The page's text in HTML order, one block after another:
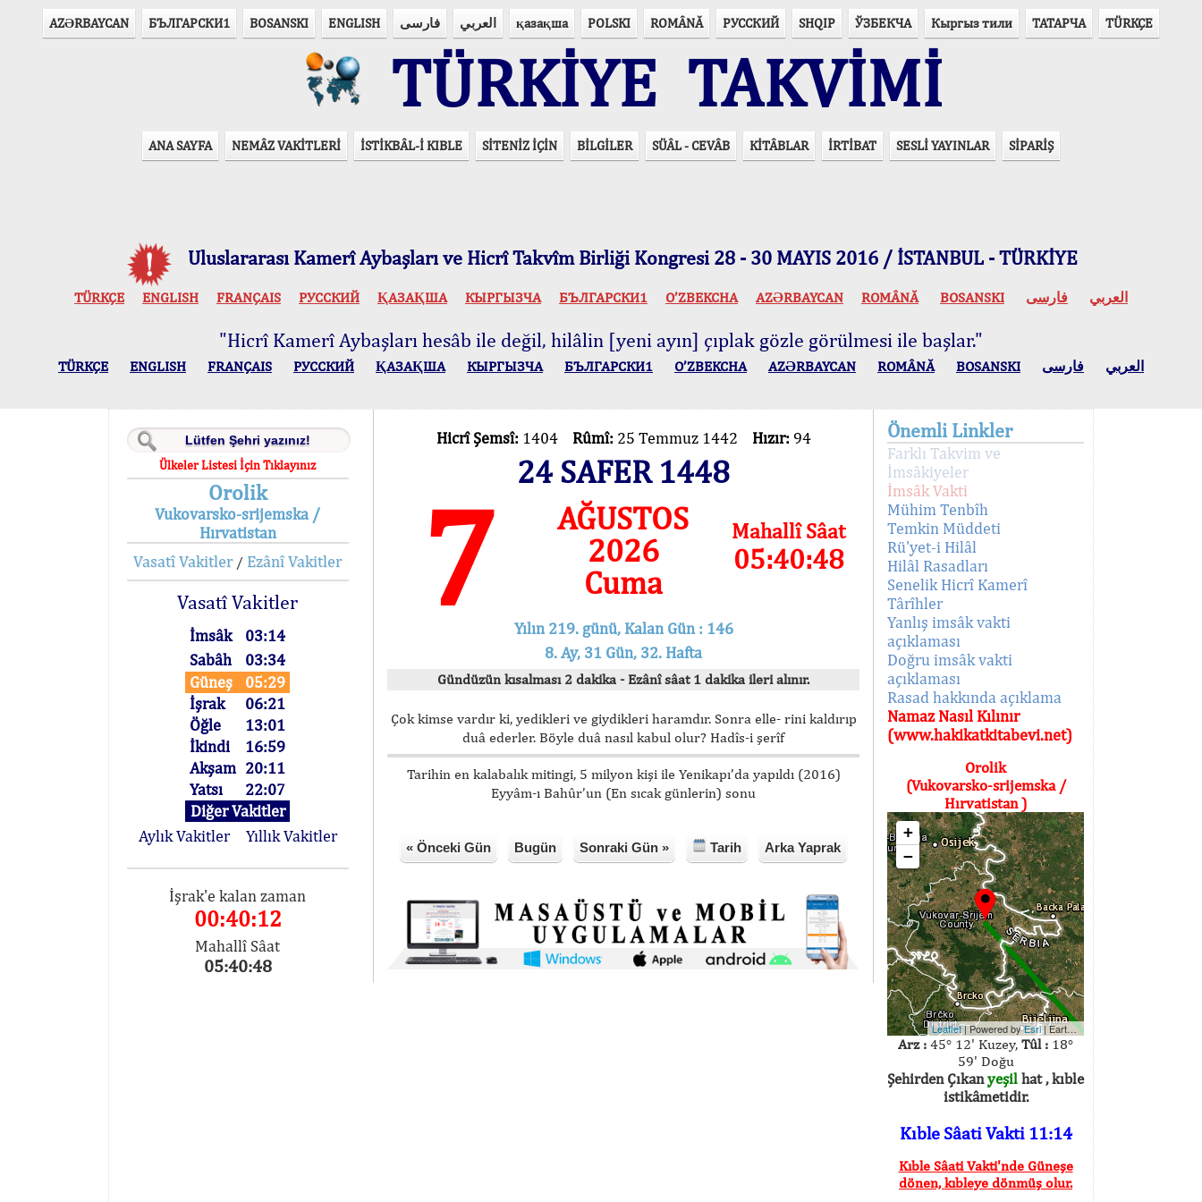
AZӘRBAYCAN БЪЛГАРСКИ1 BOSANSKI ENGLISH فارسی العربي қазақша POLSKI ROMÂNĂ РУССКИЙ SHQIP ЎЗБЕКЧА Кыргыз тили ТАТАРЧА TÜRKÇE
TÜRKİYE TAKVİMİ
ANA SAYFA NEMÂZ VAKİTLERİ İSTİKBÂL-İ KIBLE SİTENİZ İÇİN BİLGİLER SÜÂL - CEVÂB KİTÂBLAR İRTİBAT SESLİ YAYINLAR SİPARİŞ
Uluslararası Kamerî Aybaşları ve Hicrî Takvîm Birliği Kongresi 28 - 30 MAYIS 2016 / İSTANBUL - TÜRKİYE
TÜRKÇE ENGLISH FRANÇAIS РУССКИЙ ҚАЗАҚША КЫPГЫЗЧA БЪЛГАРСКИ1 O’ZBEKCHA AZӘRBAYCAN ROMÂNĂ BOSANSKI العربي فارسی
"Hicrî Kamerî Aybaşları hesâb ile değil, hilâlin [yeni ayın] çıplak gözle görülmesi ile başlar."
TÜRKÇE ENGLISH FRANÇAIS РУССКИЙ ҚАЗАҚША КЫPГЫЗЧA БЪЛГАРСКИ1 O’ZBEKCHA AZӘRBAYCAN ROMÂNĂ BOSANSKI العربي فارسی
Ülkeler Listesi İçin Tıklayınız
Orolik
Vukovarsko-srijemska /
Hırvatistan
Vasatî Vakitler/ Ezânî Vakitler
Vasatî Vakitler
İmsâk
03:14
Sabâh
03:34
Güneş
05:29
İşrak
06:21
Öğle
13:01
İkindi
16:59
Akşam 20:11
Yatsı
22:07
Diğer Vakitler
Aylık Vakitler
Yıllık Vakitler
İşrak'e kalan zaman
00:40:12
Mahallî Sâat
05:40:48
Hicrî Şemsî: 1404 Rûmî: 25 Temmuz 1442 Hızır: 94
24 SAFER 1448
7
AĞUSTOS
2026
Cuma
Mahallî Sâat
05:40:48
Yılın 219. günü, Kalan Gün : 146
8. Ay, 31 Gün, 32. Hafta
Gündüzün kısalması 2 dakika - Ezânî sâat 1 dakika ileri alınır.
Çok kimse vardır ki, yedikleri ve giydikleri haramdır. Sonra elle- rini kaldırıp
duâ ederler. Böyle duâ nasıl kabul olur? Hadîs-i şerîf
Tarihin en kalabalık mitingi, 5 milyon kişi ile Yenikapı’da yapıldı (2016)
Eyyâm-ı Bahûr’un (En sıcak günlerin) sonu
« Önceki Gün Bugün Sonraki Gün » Tarih Arka Yaprak
Önemli Linkler
Farklı Takvim ve
İmsâkiyeler
İmsâk Vakti
Mühim Tenbîh
Temkin Müddeti
Rü'yet-i Hilâl
Hilâl Rasadları
Senelik Hicrî Kamerî
Târîhler
Yanlış imsâk vakti
açıklaması
Doğru imsâk vakti
açıklaması
Rasad hakkında açıklama
Namaz Nasıl Kılınır
(www.hakikatkitabevi.net)
Orolik
(Vukovarsko-srijemska /
Hırvatistan )
+
−
Leaflet| Powered byEsri|Earthstar Geographics
Arz : 45° 12' Kuzey, Tûl : 18°
59' Doğu
Şehirden Çıkanyeşil hat , kıble
istikâmetidir.
Kıble Sâati Vakti 11:14
Kıble Sâati Vakti'nde Güneşe
dönen, kıbleye dönmüş olur.